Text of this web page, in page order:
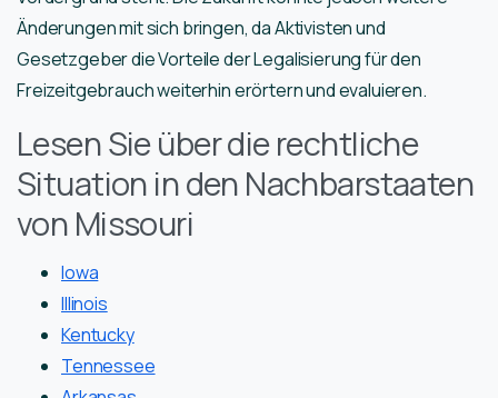
Änderungen mit sich bringen, da Aktivisten und
Gesetzgeber die Vorteile der Legalisierung für den
Freizeitgebrauch weiterhin erörtern und evaluieren.
Lesen Sie über die rechtliche
Situation in den Nachbarstaaten
von Missouri
Iowa
Illinois
Kentucky
Tennessee